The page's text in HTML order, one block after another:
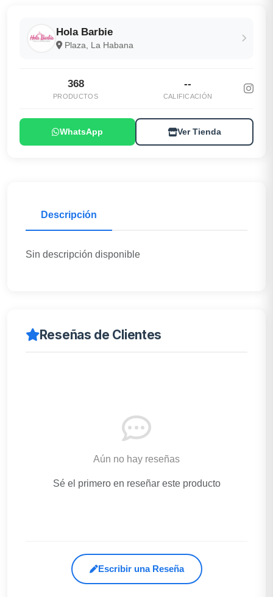
Hola Barbie
Plaza, La Habana
368
PRODUCTOS
--
CALIFICACIÓN
WhatsApp Ver Tienda
Descripción
Sin descripción disponible
Reseñas de Clientes
Aún no hay reseñas
Sé el primero en reseñar este producto
Escribir una Reseña